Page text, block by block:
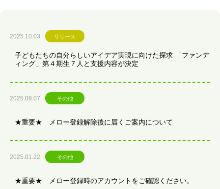
2025.10.03 リリース
子どもたちの自分らしいアイデア実現に向けた探求 「ファンデ
ィング」第４期生７人と支援内容が決定
2025.09.07 その他
★重要★ メロー登録解除後に届くご案内について
2025.01.22 その他
★重要★ メロー登録時のアカウントをご確認ください。